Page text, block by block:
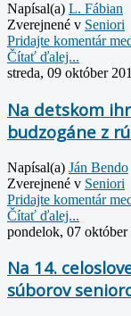
Napísal(a) L. Fábian
Zverejnené v Seniori
Pridajte komentár
Čítať ďalej...
streda, 09 október
Na detskom
budzogáne z
Napísal(a) Ján Bendo
Zverejnené v Seniori
Pridajte komentár
Čítať ďalej...
pondelok, 07
Na 14.
súborov